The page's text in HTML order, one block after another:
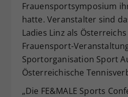
Frauensportsymposium
hatte. Veranstalter sind
Ladies Linz als
Frauensport-
Sportorganisation Sport
Österreichische
„Die FE&MALE Sports
hat.